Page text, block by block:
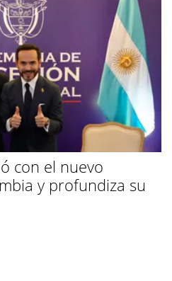
con el nuevo
y profundiza su